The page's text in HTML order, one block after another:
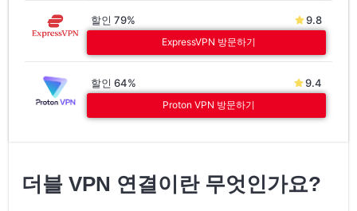
할인 79% 9.8
ExpressVPN 방문하기
할인 64% 9.4
Proton VPN 방문하기
더블 VPN 연결이란 무엇인가요?